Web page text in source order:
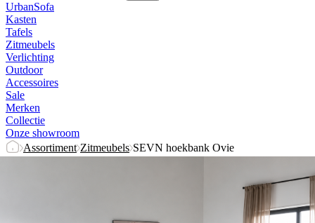
UrbanSofa
Kasten
Tafels
Zitmeubels
Verlichting
Outdoor
Accessoires
Sale
Merken
Collectie
Onze showroom
Assortiment Zitmeubels SEVN hoekbank Ovie